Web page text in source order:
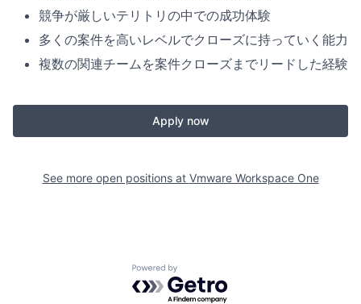
競争が厳しいテリトリの中での成功体験
多くの案件を高いレベルでクローズに持っていく能力
複数の関連チームを案件クローズまでリードした経験
Apply now
See more open positions at Vmware Workspace One
Powered by Getro.com